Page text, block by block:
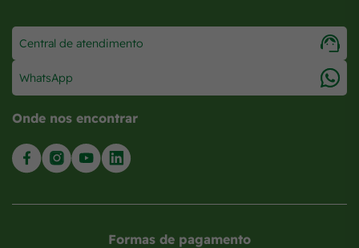
Central de atendimento
WhatsApp
Onde nos encontrar
Formas de pagamento